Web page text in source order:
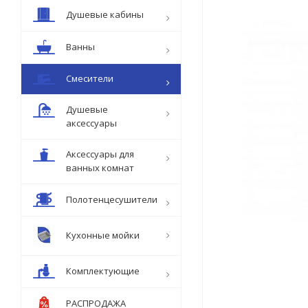
Душевые кабины
Ванны
Смесители
Душевые
аксессуары
Аксессуары для
ванных комнат
Полотенцесушители
Кухонные мойки
Комплектующие
РАСПРОДАЖА